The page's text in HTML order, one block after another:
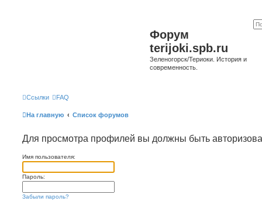
Форум
terijoki.spb.ru
Зеленогорск/Териоки. История и
современность.
Ссылки FAQ
На главную Список форумов
Для просмотра профилей вы должны быть
Имя пользователя:
Пароль:
Забыли пароль?